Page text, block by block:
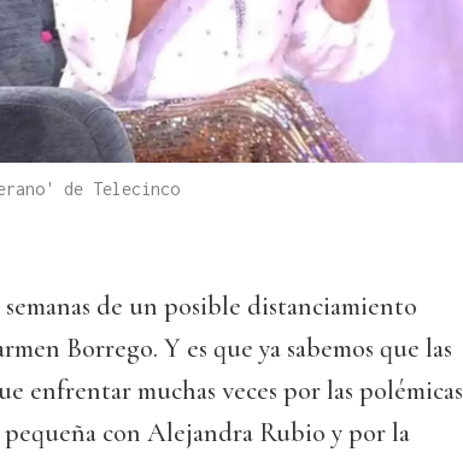
de Telecinco
de un posible distanciamiento
Borrego. Y es que ya sabemos que las
enfrentar muchas veces por las polémicas
con Alejandra Rubio y por la